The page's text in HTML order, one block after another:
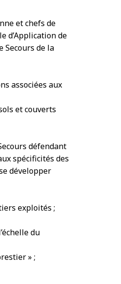
et chefs de
d’Application de
Secours de la
associées aux
et couverts
défendant
spécificités des
développer
exploités ;
du
» ;